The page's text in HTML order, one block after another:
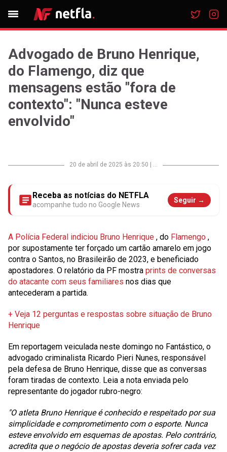
Advogado de Bruno Henrique,
do Flamengo, diz que
mensagens estão "fora de
contexto": "Nunca esteve
envolvido"
20 de abril de 2025 às 20:50 ...
Receba as notícias do NETFLA
acompanhe tudo no Google News
Seguir →
A Polícia Federal indiciou Bruno Henrique , do Flamengo ,
por supostamente ter forçado um cartão amarelo em jogo
contra o Santos, no Brasileirão de 2023, e beneficiado
apostadores. O relatório da PF mostra prints de conversas
do atacante com seus familiares nos dias que
antecederam a partida.
+ Veja 12 perguntas e respostas sobre situação de Bruno
Henrique
Em reportagem veiculada neste domingo no Fantástico, o
advogado criminalista Ricardo Pieri Nunes, responsável
pela defesa de Bruno Henrique, disse que as conversas
foram tiradas de contexto. Leia a nota enviada pelo
representante do jogador rubro-negro:
"O atleta Bruno Henrique é conhecido e respeitado por sua
simplicidade e comprometimento com o esporte. Nunca
esteve envolvido em esquemas de apostas. Pelo contrário,
acredita que o negócio de apostas deveria sofrer cada vez